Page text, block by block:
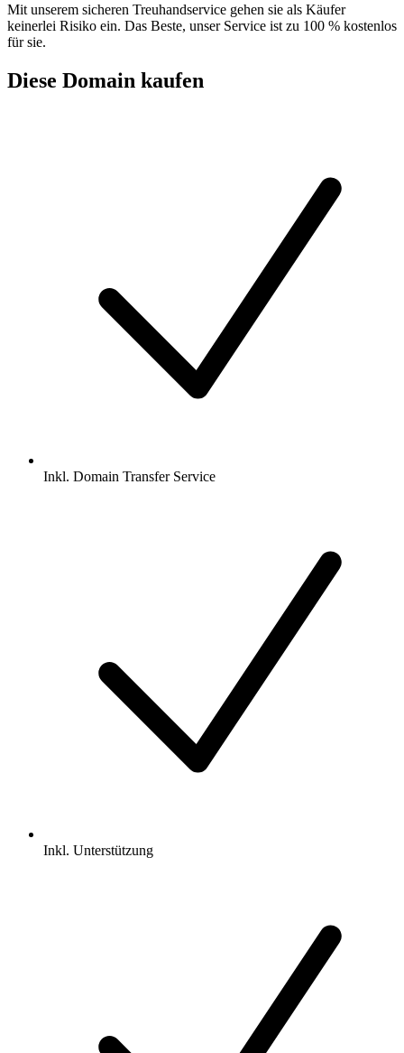
Mit unserem sicheren Treuhandservice gehen sie als Käufer
keinerlei Risiko ein. Das Beste, unser Service ist zu 100 % kostenlos
für sie.
Diese Domain kaufen
Inkl. Domain Transfer Service
Inkl. Unterstützung